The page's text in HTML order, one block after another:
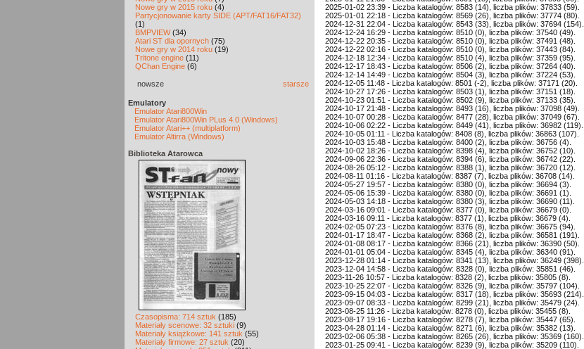
Nowe gry w 2015 roku (4)
Partycjonowanie karty SIDE (APT/FAT16/FAT32)
(1)
BMPVIEW(34)
Atari ST dla opornych (75)
Nowe gry w 2014 roku (19)
Tritone engine (11)
QChan Engine (6)
nowsze starsze
Emulatory
Emulator Atari800Win
Emulator Atari800Win PLus 4.0 (Windows)
Emulator Atari++ (multiplatform)
Emulator Altirra (Windows)
Biblioteka Atarowca
Czasopisma: 714 sztuk (185)
Materiały scenowe: 32 sztuki (9)
Materiały książkowe: 141 sztuk (55)
Materiały firmowe: 27 sztuk (20)
2025-01-02 23:39 - Liczba katalogów: 8583 (14), liczba plików: 37833 (59).
2025-01-01 22:18 - Liczba katalogów: 8569 (26), liczba plików: 37774 (80).
2024-12-31 22:04 - Liczba katalogów: 8543 (33), liczba plików: 37694 (154).
2024-12-24 16:29 - Liczba katalogów: 8510 (0), liczba plików: 37540 (49).
2024-12-22 20:35 - Liczba katalogów: 8510 (0), liczba plików: 37491 (48).
2024-12-22 02:16 - Liczba katalogów: 8510 (0), liczba plików: 37443 (84).
2024-12-18 12:34 - Liczba katalogów: 8510 (4), liczba plików: 37359 (95).
2024-12-17 18:43 - Liczba katalogów: 8506 (2), liczba plików: 37264 (40).
2024-12-14 14:49 - Liczba katalogów: 8504 (3), liczba plików: 37224 (53).
2024-12-05 11:48 - Liczba katalogów: 8501 (-2), liczba plików: 37171 (20).
2024-10-27 17:26 - Liczba katalogów: 8503 (1), liczba plików: 37151 (18).
2024-10-23 01:51 - Liczba katalogów: 8502 (9), liczba plików: 37133 (35).
2024-10-17 21:48 - Liczba katalogów: 8493 (16), liczba plików: 37098 (49).
2024-10-07 00:28 - Liczba katalogów: 8477 (28), liczba plików: 37049 (67).
2024-10-06 02:22 - Liczba katalogów: 8449 (41), liczba plików: 36982 (119).
2024-10-05 01:11 - Liczba katalogów: 8408 (8), liczba plików: 36863 (107).
2024-10-03 15:48 - Liczba katalogów: 8400 (2), liczba plików: 36756 (4).
2024-10-02 18:26 - Liczba katalogów: 8398 (4), liczba plików: 36752 (10).
2024-09-06 22:36 - Liczba katalogów: 8394 (6), liczba plików: 36742 (22).
2024-08-26 05:12 - Liczba katalogów: 8388 (1), liczba plików: 36720 (12).
2024-08-11 01:16 - Liczba katalogów: 8387 (7), liczba plików: 36708 (14).
2024-05-27 19:57 - Liczba katalogów: 8380 (0), liczba plików: 36694 (3).
2024-05-06 15:39 - Liczba katalogów: 8380 (0), liczba plików: 36691 (1).
2024-05-03 14:18 - Liczba katalogów: 8380 (3), liczba plików: 36690 (11).
2024-03-16 09:01 - Liczba katalogów: 8377 (0), liczba plików: 36679 (0).
2024-03-16 09:11 - Liczba katalogów: 8377 (1), liczba plików: 36679 (4).
2024-02-05 07:23 - Liczba katalogów: 8376 (8), liczba plików: 36675 (94).
2024-01-17 18:47 - Liczba katalogów: 8368 (2), liczba plików: 36581 (191).
2024-01-08 08:17 - Liczba katalogów: 8366 (21), liczba plików: 36390 (50).
2024-01-01 05:04 - Liczba katalogów: 8345 (4), liczba plików: 36340 (91).
2023-12-28 01:14 - Liczba katalogów: 8341 (13), liczba plików: 36249 (398).
2023-12-04 14:58 - Liczba katalogów: 8328 (0), liczba plików: 35851 (46).
2023-11-26 10:57 - Liczba katalogów: 8328 (2), liczba plików: 35805 (8).
2023-10-25 22:07 - Liczba katalogów: 8326 (9), liczba plików: 35797 (104).
2023-09-15 04:03 - Liczba katalogów: 8317 (18), liczba plików: 35693 (214).
2023-09-07 08:33 - Liczba katalogów: 8299 (21), liczba plików: 35479 (24).
2023-08-25 11:26 - Liczba katalogów: 8278 (0), liczba plików: 35455 (8).
2023-08-17 19:16 - Liczba katalogów: 8278 (7), liczba plików: 35447 (65).
2023-04-28 01:14 - Liczba katalogów: 8271 (6), liczba plików: 35382 (13).
2023-02-06 05:38 - Liczba katalogów: 8265 (26), liczba plików: 35369 (160).
2023-01-25 09:41 - Liczba katalogów: 8239 (9), liczba plików: 35209 (110).